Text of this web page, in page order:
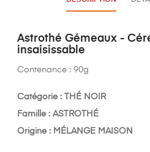
Astrothé Gémeaux -
insaisissable
Contenance : 90g
Catégorie : THÉ NOIR
Famille : ASTROTHÉ
Origine : MÉLANGE MAISON